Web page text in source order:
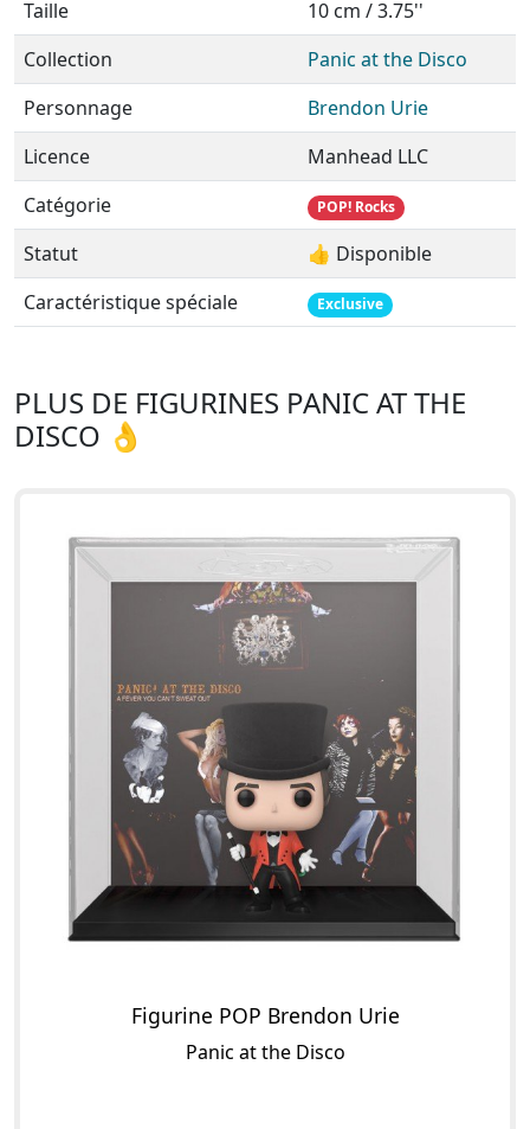
Taille
10 cm / 3.75''
Collection
Panic at the Disco
Personnage
Brendon Urie
Licence
Manhead LLC
Catégorie
POP! Rocks
Statut
👍 Disponible
Caractéristique spéciale
Exclusive
PLUS DE FIGURINES PANIC AT THE
DISCO 👌
Figurine POP Brendon Urie
Panic at the Disco